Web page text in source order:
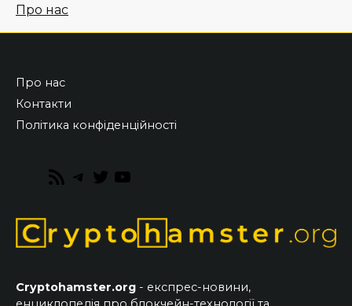
Про нас
Про нас
Контакти
Політика конфіденційності
RSS
Telegram
Twitter
Cryptohamster.org - експрес-новини,